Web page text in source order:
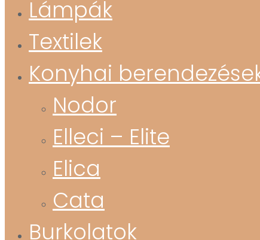
Lámpák
Textilek
Konyhai
Nodor
Elleci – Elite
Elica
Cata
Burkolatok